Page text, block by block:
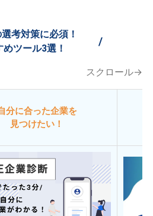
考対策に必須！
めツール3選！
/
スクロール→
分に合った企業を
見つけたい！